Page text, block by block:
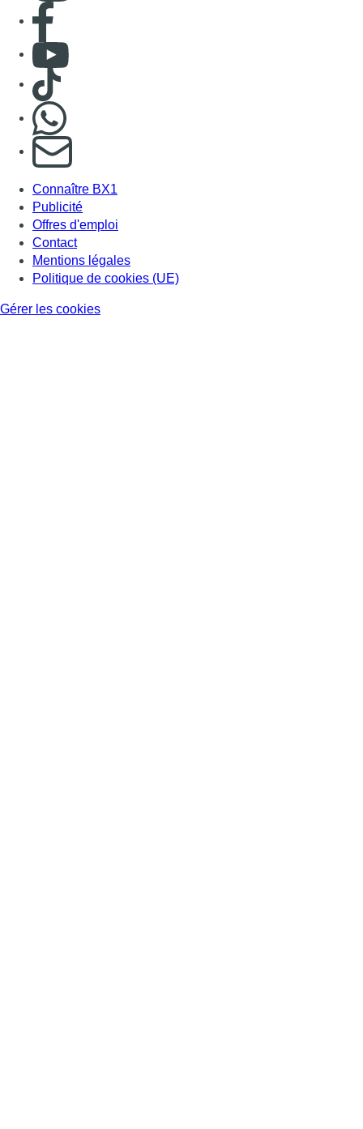
Consulter page Facebook
Consulter Youtube
Consulter TikTok
S'abonner à notre newsletter
Connaître BX1
Publicité
Offres d'emploi
Contact
Mentions légales
Politique de cookies (UE)
Gérer les cookies